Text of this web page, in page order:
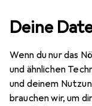
Deine
Wenn du nur das
und ähnlichen
und deinem
brauchen wir, um
Akkus Batterien +